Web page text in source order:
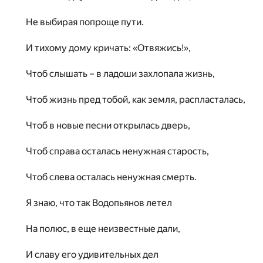
Не выбирая попроще пути.
И тихому дому кричать: «Отвяжись!»,
Чтоб слышать – в ладоши захлопала жизнь,
Чтоб жизнь пред тобой, как земля, распласталась,
Чтоб в новые песни открылась дверь,
Чтоб справа осталась ненужная старость,
Чтоб слева осталась ненужная смерть.
Я знаю, что так Водопьянов летел
На полюс, в еще неизвестные дали,
И славу его удивительных дел